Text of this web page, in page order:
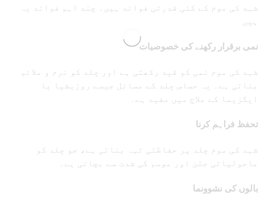
شہد کی موم کے کئی قدرتی فوائد ہیں۔ چند اہم فوائد یہ
ہیں
نمی برقرار رکھنے کی خصوصیات
شہد کی موم نمی کو قید رکھتی ہے اور جِلد کو نرم و ملائم
بناتی ہے۔ یہ حساس جِلد کے مسائل جیسے روزیشیا یا
ایگزیما کے علاج میں مفید ہے۔
تحفظ فراہم کرنا
شہد کی موم جِلد پر حفاظتی تہہ بناتی ہے، جو جِلد کو
ماحولیاتی جلن اور موسم کی شدت سے بچاتی ہے۔
بالوں کی نشوونما